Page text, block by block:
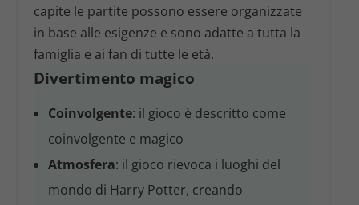
capite le partite possono essere organizzate
in base alle esigenze e sono adatte a tutta la
famiglia e ai fan di tutte le età.
Divertimento magico
Coinvolgente: il gioco è descritto come
coinvolgente e magico
Atmosfera: il gioco rievoca i luoghi del
mondo di Harry Potter, creando